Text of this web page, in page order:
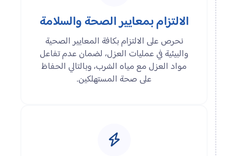
الالتزام بمعايير الصحة والسلامة
نحرص على الالتزام بكافة المعايير الصحية
والبيئية في عمليات العزل، لضمان عدم تفاعل
مواد العزل مع مياه الشرب، وبالتالي الحفاظ
على صحة المستهلكين.